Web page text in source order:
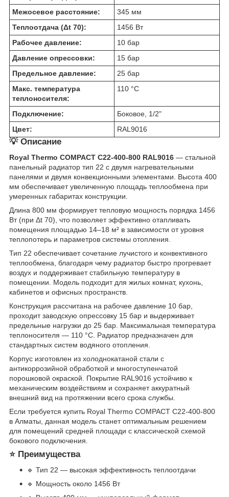
Межосевое расстояние:
345 мм
Теплоотдача (Δt 70):
1456 Вт
Рабочее давление:
10 бар
Давление опрессовки:
15 бар
Предельное давление:
25 бар
Макс. температура
теплоносителя:
110 °C
Подключение:
Боковое, 1/2"
Цвет:
RAL9016
💡 Описание
Royal Thermo COMPACT C22-400-800 RAL9016 — стальной
панельный радиатор тип 22 с двумя нагревательными
панелями и двумя конвекционными элементами. Высота 400
мм обеспечивает увеличенную площадь теплообмена при
умеренных габаритах конструкции.
Длина 800 мм формирует тепловую мощность порядка 1456
Вт (при Δt 70), что позволяет эффективно отапливать
помещения площадью 14–18 м² в зависимости от уровня
теплопотерь и параметров системы отопления.
Тип 22 обеспечивает сочетание лучистого и конвективного
теплообмена, благодаря чему радиатор быстро прогревает
воздух и поддерживает стабильную температуру в
помещении. Модель подходит для жилых комнат, кухонь,
кабинетов и офисных пространств.
Конструкция рассчитана на рабочее давление 10 бар,
проходит заводскую опрессовку 15 бар и выдерживает
предельные нагрузки до 25 бар. Максимальная температура
теплоносителя — 110 °C. Радиатор предназначен для
стандартных систем водяного отопления.
Корпус изготовлен из холоднокатаной стали с
антикоррозийной обработкой и многоступенчатой
порошковой окраской. Покрытие RAL9016 устойчиво к
механическим воздействиям и сохраняет аккуратный
внешний вид на протяжении всего срока службы.
Если требуется купить Royal Thermo COMPACT C22-400-800
в Алматы, данная модель станет оптимальным решением
для помещений средней площади с классической схемой
бокового подключения.
⭐ Преимущества
🔹 Тип 22 — высокая эффективность теплоотдачи
🔹 Мощность около 1456 Вт